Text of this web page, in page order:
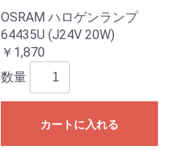
OSRAM ハロゲンランプ
64435U (J24V 20W)
￥1,870
数量
カートに入れる